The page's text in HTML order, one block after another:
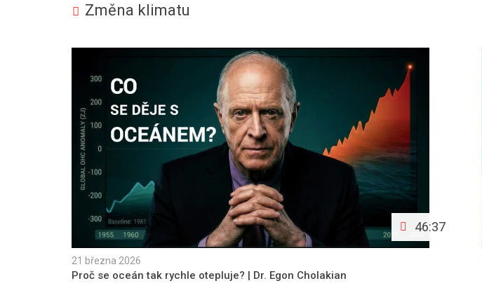
Změna klimatu
46:37
21 března 2026
Proč se oceán tak rychle otepluje? | Dr. Egon Cholakian